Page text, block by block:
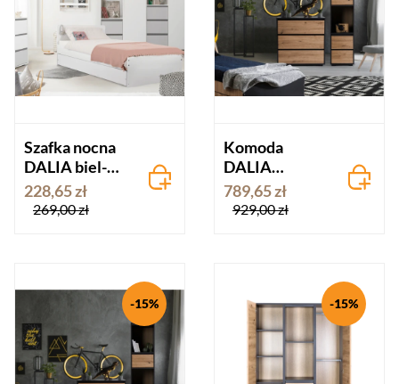
Szafka nocna
DALIA biel-
popiel
228,65 zł
269,00 zł
Komoda
DALIA
antracyt-dąb
789,65 zł
929,00 zł
-15% -15%